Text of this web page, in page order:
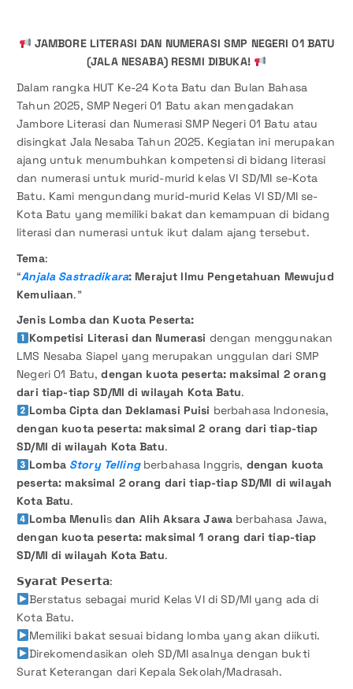
JAMBORE LITERASI DAN NUMERASI SMP NEGERI 01 BATU
(JALA NESABA) RESMI DIBUKA!
Dalam rangka HUT Ke-24 Kota Batu dan Bulan Bahasa
Tahun 2025, SMP Negeri 01 Batu akan mengadakan
Jambore Literasi dan Numerasi SMP Negeri 01 Batu atau
disingkat Jala Nesaba Tahun 2025. Kegiatan ini merupakan
ajang untuk menumbuhkan kompetensi di bidang literasi
dan numerasi untuk murid-murid kelas VI SD/MI se-Kota
Batu. Kami mengundang murid-murid Kelas VI SD/MI se-
Kota Batu yang memiliki bakat dan kemampuan di bidang
literasi dan numerasi untuk ikut dalam ajang tersebut.
Tema:
“Anjala Sastradikara: Merajut Ilmu Pengetahuan Mewujud
Kemuliaan.”
Jenis Lomba dan Kuota Peserta:
Kompetisi Literasi dan Numerasi dengan menggunakan
LMS Nesaba Siapel yang merupakan unggulan dari SMP
Negeri 01 Batu,dengan kuota peserta: maksimal 2 orang
dari tiap-tiap SD/MI di wilayah Kota Batu.
Lomba Cipta dan Deklamasi Puisi berbahasa Indonesia,
dengan kuota peserta: maksimal 2 orang dari tiap-tiap
SD/MI di wilayah Kota Batu.
Lomba Story Tellingberbahasa Inggris, dengan kuota
peserta: maksimal 2 orang dari tiap-tiap SD/MI di wilayah
Kota Batu.
Lomba Menulisdan Alih Aksara Jawaberbahasa Jawa,
dengan kuota peserta: maksimal 1 orang dari tiap-tiap
SD/MI di wilayah Kota Batu.
𝗦𝘆𝗮𝗿𝗮𝘁 𝗣𝗲𝘀𝗲𝗿𝘁𝗮:
Berstatus sebagai murid Kelas VI di SD/MI yang ada di
Kota Batu.
Memiliki bakat sesuai bidang lomba yang akan diikuti.
Direkomendasikan oleh SD/MI asalnya dengan bukti
Surat Keterangan dari Kepala Sekolah/Madrasah.